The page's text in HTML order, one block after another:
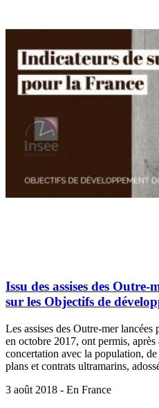
Issu des assises des
sur les Objectifs de
Les assises des Outre-mer
en octobre 2017, ont permis,
concertation avec la population,
plans et contrats ultramarins,
3 août 2018 - En France